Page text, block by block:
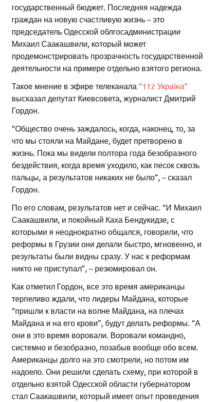
государственный бюджет. Последняя надежда
граждан на новую счастливую жизнь – это
председатель Одесской облгосадминистрации
Михаил Саакашвили, который может
продемонстрировать прозрачность государственной
деятельности на примере отдельно взятого региона.
Такое мнение в эфире телеканала “112 Україна”
высказал депутат Киевсовета, журналист Дмитрий
Гордон.
“Общество очень заждалось, когда, наконец, то, за
что мы стояли на Майдане, будет претворено в
жизнь. Пока мы видели полтора года безобразного
бездействия, когда время уходило, как песок сквозь
пальцы, а результатов никаких не было”, – сказал
Гордон.
По его словам, результатов нет и сейчас. “И Михаил
Саакашвили, и покойный Каха Бендукидзе, с
которыми я неоднократно общался, говорили, что
реформы в Грузии они делали быстро, мгновенно, и
результаты были видны сразу. У нас к реформам
никто не приступал”, – резюмировал он.
Как отметил Гордон, все это время американцы
терпеливо ждали, что лидеры Майдана, которые
“пришли к власти на волне Майдана, на плечах
Майдана и на его крови”, будут делать реформы. “А
они в это время воровали. Воровали командно,
системно и безобразно, позабыв вообще обо всем.
Американцы долго на это смотрели, но потом им
надоело. Они решили сделать схему, при которой в
отдельно взятой Одесской области губернатором
стал Саакашвили, который имеет опыт проведения